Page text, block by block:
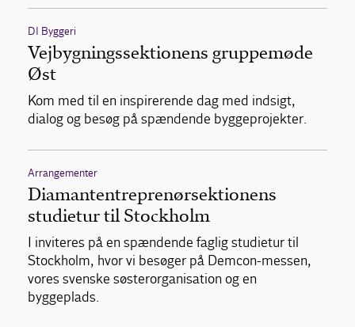
DI Byggeri
Vejbygningssektionens gruppemøde
Øst
Kom med til en inspirerende dag med indsigt,
dialog og besøg på spændende byggeprojekter.
Arrangementer
Diamantentreprenørsektionens
studietur til Stockholm
I inviteres på en spændende faglig studietur til
Stockholm, hvor vi besøger på Demcon-messen,
vores svenske søsterorganisation og en
byggeplads.